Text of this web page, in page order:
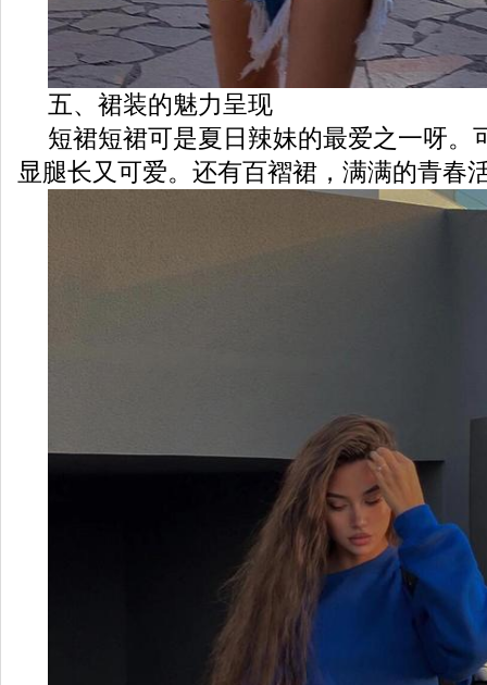
五、裙装的魅力呈现
短裙短裙可是夏日辣妹的最爱之一呀。
显腿长又可爱。还有百褶裙，满满的青春